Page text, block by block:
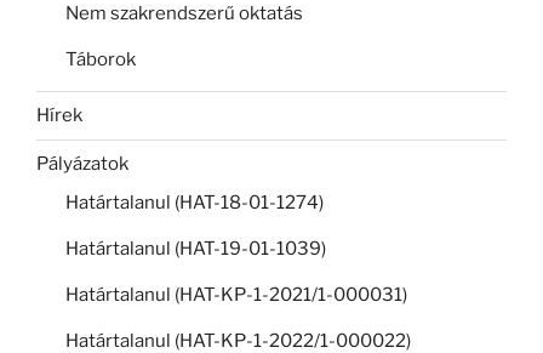
Nem szakrendszerű oktatás
Táborok
Hírek
Pályázatok
Határtalanul (HAT-18-01-1274)
Határtalanul (HAT-19-01-1039)
Határtalanul (HAT-KP-1-2021/1-000031)
Határtalanul (HAT-KP-1-2022/1-000022)